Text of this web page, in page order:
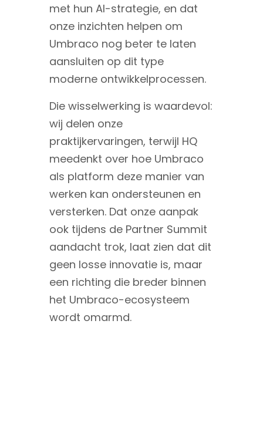
met hun AI-strategie, en dat
onze inzichten helpen om
Umbraco nog beter te laten
aansluiten op dit type
moderne ontwikkelprocessen.
Die wisselwerking is waardevol:
wij delen onze
praktijkervaringen, terwijl HQ
meedenkt over hoe Umbraco
als platform deze manier van
werken kan ondersteunen en
versterken. Dat onze aanpak
ook tijdens de Partner Summit
aandacht trok, laat zien dat dit
geen losse innovatie is, maar
een richting die breder binnen
het Umbraco-ecosysteem
wordt omarmd.